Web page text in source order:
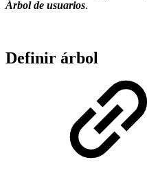
Árbol de usuarios.
Definir árbol